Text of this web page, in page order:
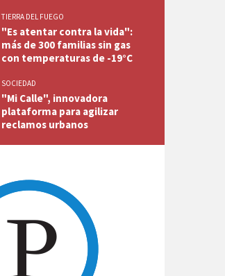
TIERRA DEL FUEGO
"Es atentar contra la vida":
más de 300 familias sin gas
con temperaturas de -19°C
SOCIEDAD
"Mi Calle", innovadora
plataforma para agilizar
reclamos urbanos